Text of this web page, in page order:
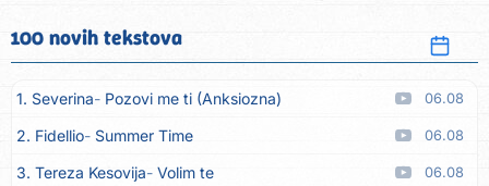
100 novih tekstova
1. Severina Pozovi me ti (Anksiozna) 06.08
2. Fidellio Summer Time 06.08
3. Tereza Kesovija Volim te 06.08